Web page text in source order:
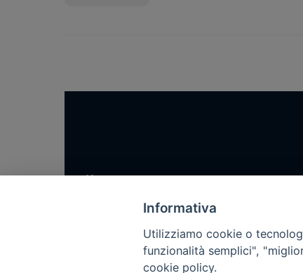
Home
Informativa
Utilizziamo cookie o
funzionalità semplici",
cookie policy.